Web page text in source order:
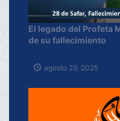
El legado del Profeta
de su fallecimiento
agosto 29, 2025